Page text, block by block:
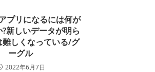
プリになるには何が
新しいデータが明ら
難しくなっている/グ
ーグル
2022年6月7日